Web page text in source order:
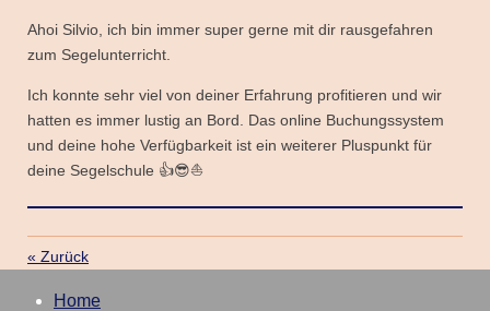
Ahoi Silvio, ich bin immer super gerne mit dir rausgefahren
zum Segelunterricht.
Ich konnte sehr viel von deiner Erfahrung profitieren und wir
hatten es immer lustig an Bord. Das online Buchungssystem
und deine hohe Verfügbarkeit ist ein weiterer Pluspunkt für
deine Segelschule 👍😎⛵️
« Zurück
Home